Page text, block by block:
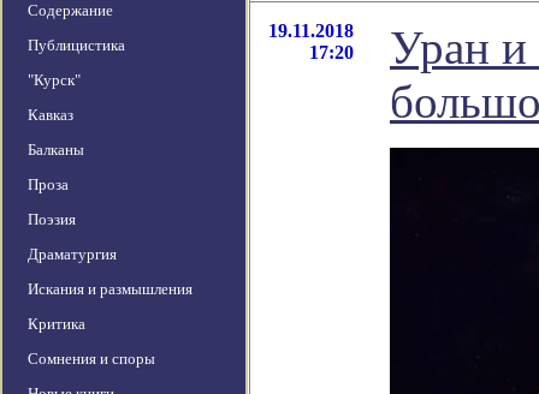
Содержание
Публицистика
"Курск"
Кавказ
Балканы
Проза
Поэзия
Драматургия
Искания и размышления
Критика
Сомнения и споры
19.11.2018
17:20
Уран и